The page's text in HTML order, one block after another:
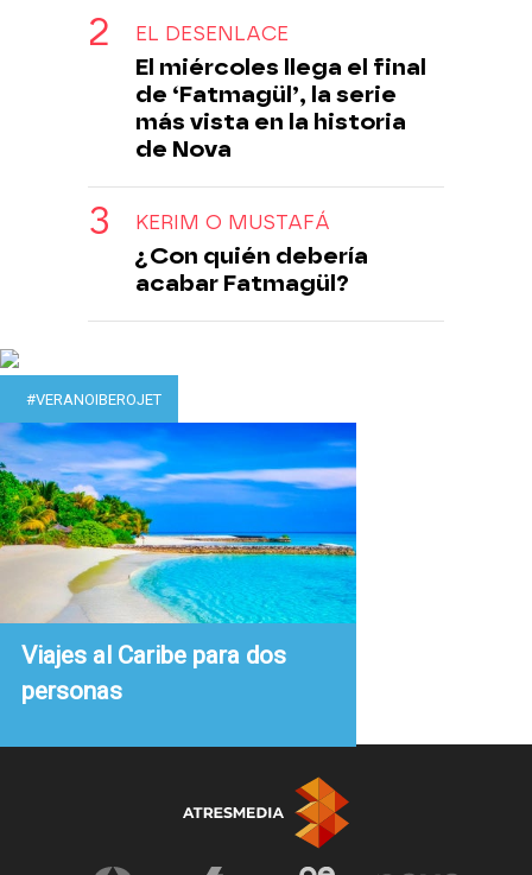
EL DESENLACE
El miércoles llega el final
de ‘Fatmagül’, la serie
más vista en la historia
de Nova
KERIM O MUSTAFÁ
¿Con quién debería
acabar Fatmagül?
#VERANOIBEROJET
Viajes al Caribe para dos
personas